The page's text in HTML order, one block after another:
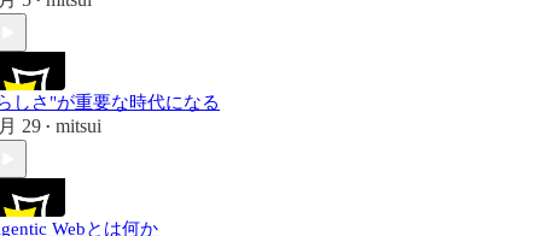
しさ"が重要な時代になる
29 • mitsui
Webとは何か